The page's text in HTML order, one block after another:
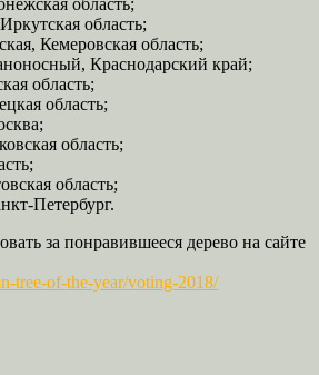
область;
Кемеровская область;
Краснодарский край;
область;
область;
область;
область;
Петербург.
за понравившееся дерево на сайте
tree-of-the-year/voting-2018/